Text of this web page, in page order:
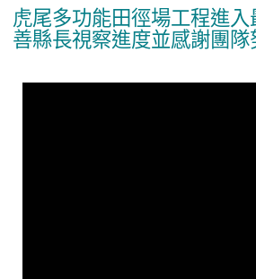
虎尾多功能田徑場工程進
善縣長視察進度並感謝團隊